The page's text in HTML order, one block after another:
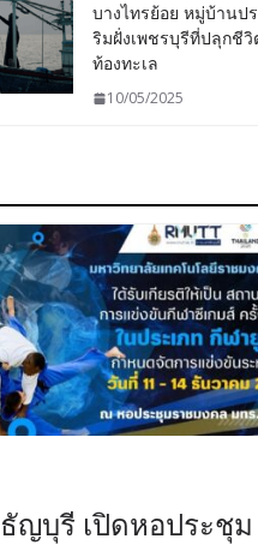
บางไทรย้อย หมู่บ้านป
ริมฝั่งเพชรบุรีที่ปลุกชี
ท้องทะเล
10/05/2025
ญบุรี เปิดหอประชุม